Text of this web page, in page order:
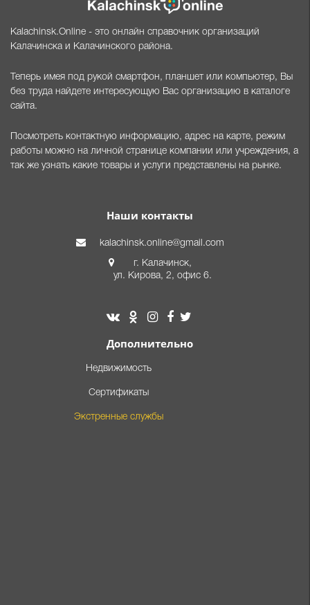
Kalachinsk.Online - это онлайн справочник организаций
Калачинска и Калачинского района.
Теперь имея под рукой смартфон, планшет или компьютер, Вы
без труда найдете интересующую Вас организацию в каталоге
сайта.
Посмотреть контактную информацию, адрес на карте, режим
работы можно на личной странице компании или учреждения, а
так же узнать какие товары и услуги представлены на рынке.
Наши контакты
kalachinsk.online@gmail.com
г. Калачинск,
ул. Кирова, 2, офис 6.
Дополнительно
Недвижимость
Сертификаты
Экстренные службы